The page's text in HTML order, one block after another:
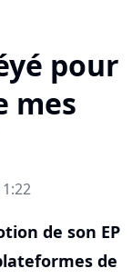
pour
mes
de son EP
de